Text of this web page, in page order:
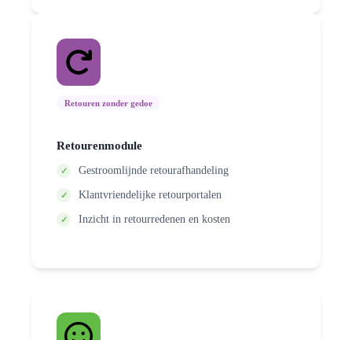
Retouren zonder gedoe
Retourenmodule
Gestroomlijnde retourafhandeling
Klantvriendelijke retourportalen
Inzicht in retourredenen en kosten